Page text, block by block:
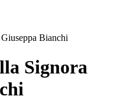
Bianchi
Signora